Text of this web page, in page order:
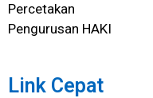
Percetakan
Pengurusan HAKI
Link Cepat